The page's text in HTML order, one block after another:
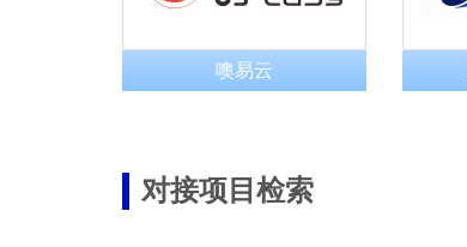
噢易云
对接项目检索